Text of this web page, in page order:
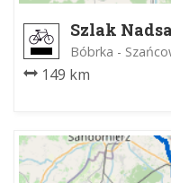
Szlak
Bóbrka -
149 km